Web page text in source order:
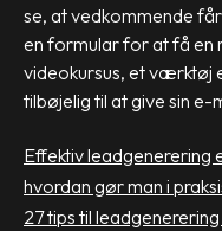
se, at vedkommende
en formular for at få en
videokursus, et værktøj
tilbøjelig til at give sin
Effektiv leadgenerering
hvordan gør man i
27 tips til leadgenerering